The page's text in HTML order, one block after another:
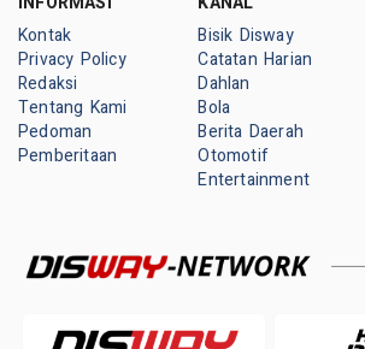
Kontak
Privacy Policy
Redaksi
Tentang Kami
Pedoman
Pemberitaan
Bisik Disway
Catatan Harian
Dahlan
Bola
Berita Daerah
Otomotif
Entertainment